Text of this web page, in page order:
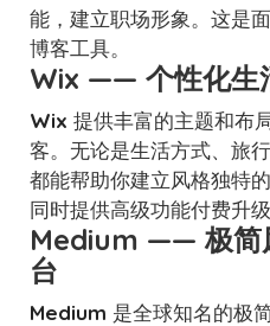
能，建立职场形象。这是
博客工具。
Wix —— 个性化生
Wix 提供丰富的主题和布
客。无论是生活方式、旅
都能帮助你建立风格独特
同时提供高级功能付费升级
Medium —— 极简
台
Medium 是全球知名的极